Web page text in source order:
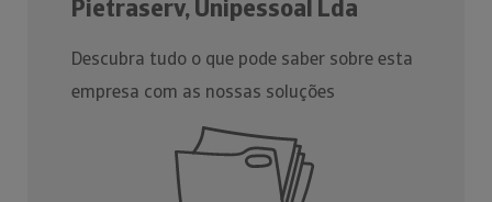
Pietraserv, Unipessoal Lda
Descubra tudo o que pode saber sobre esta
empresa com as nossas soluções